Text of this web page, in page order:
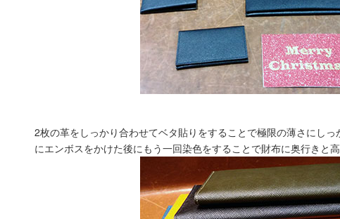
2枚の革をしっかり合わせてベタ貼りをすることで極限の薄さにし
にエンボスをかけた後にもう一回染色をすることで財布に奥行きと